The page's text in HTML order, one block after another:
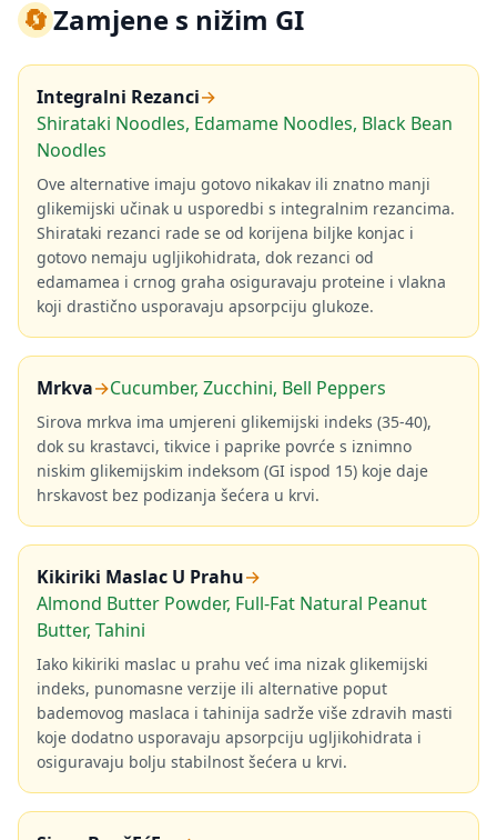
🔄Zamjene s nižim GI
Integralni Rezanci→
Shirataki Noodles, Edamame Noodles, Black Bean
Noodles
Ove alternative imaju gotovo nikakav ili znatno manji
glikemijski učinak u usporedbi s integralnim rezancima.
Shirataki rezanci rade se od korijena biljke konjac i
gotovo nemaju ugljikohidrata, dok rezanci od
edamamea i crnog graha osiguravaju proteine i vlakna
koji drastično usporavaju apsorpciju glukoze.
Mrkva→Cucumber, Zucchini, Bell Peppers
Sirova mrkva ima umjereni glikemijski indeks (35-40),
dok su krastavci, tikvice i paprike povrće s iznimno
niskim glikemijskim indeksom (GI ispod 15) koje daje
hrskavost bez podizanja šećera u krvi.
Kikiriki Maslac U Prahu→
Almond Butter Powder, Full-Fat Natural Peanut
Butter, Tahini
Iako kikiriki maslac u prahu već ima nizak glikemijski
indeks, punomasne verzije ili alternative poput
bademovog maslaca i tahinija sadrže više zdravih masti
koje dodatno usporavaju apsorpciju ugljikohidrata i
osiguravaju bolju stabilnost šećera u krvi.